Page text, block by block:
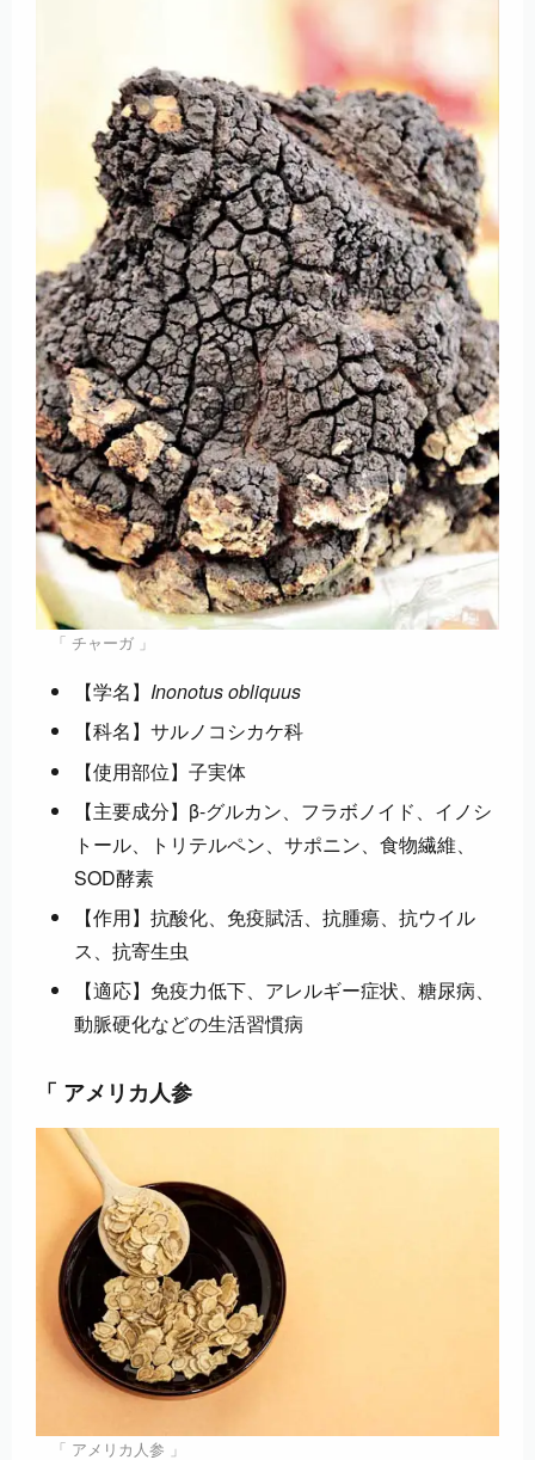
「 チャーガ 」
【学名】 Inonotus obliquus
【科名】サルノコシカケ科
【使用部位】子実体
【主要成分】β-グルカン、フラボノイド、イノシ
トール、トリテルペン、サポニン、食物繊維、
SOD酵素
【作用】抗酸化、免疫賦活、抗腫瘍、抗ウイル
ス、抗寄生虫
【適応】免疫力低下、アレルギー症状、糖尿病、
動脈硬化などの生活習慣病
「 アメリカ人参
「 アメリカ人参 」